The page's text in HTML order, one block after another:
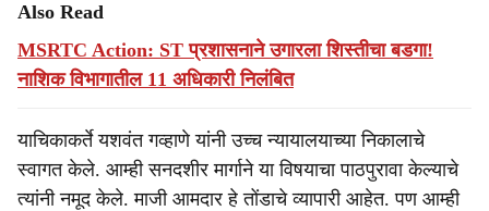
Also Read
MSRTC Action: ST प्रशासनाने उगारला शिस्तीचा बडगा!
नाशिक विभागातील 11 अधिकारी निलंबित
याचिकाकर्ते यशवंत गव्हाणे यांनी उच्च न्यायालयाच्या निकालाचे
स्वागत केले. आम्ही सनदशीर मार्गाने या विषयाचा पाठपुरावा केल्याचे
त्यांनी नमूद केले. माजी आमदार हे तोंडाचे व्यापारी आहेत. पण आम्ही